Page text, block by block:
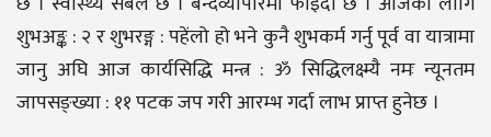
शुभअङ्क : २ र शुभरङ्ग : पहेंलो हो भने कुनै शुभकर्म गर्नु पूर्व वा यात्रामा
जानु अघि आज कार्यसिद्धि मन्त्र : ॐ सिद्धिलक्ष्म्यै नमः न्यूनतम
जापसङ्ख्या : ११ पटक जप गरी आरम्भ गर्दा लाभ प्राप्त हुनेछ ।